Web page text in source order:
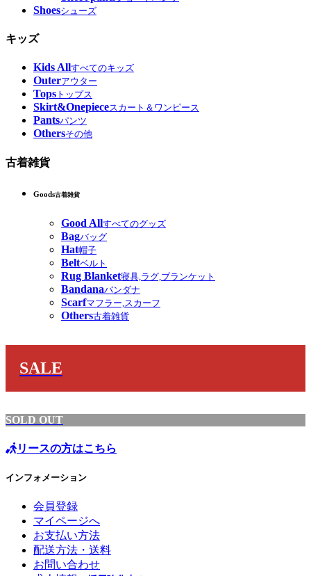
Shoesシューズ
キッズ
Kids Allすべてのキッズ
Outerアウター
Tops トップス
Skirt&Onepieceスカート＆ワンピース
Pantsパンツ
Othersその他
古着雑貨
Goods古着雑貨
Good Allすべてのグッズ
Bagバッグ
Hat帽子
Beltベルト
Rug Blanket寝具,ラグ,ブランケット
Bandanaバンダナ
Scarfマフラー,スカーフ
Others古着雑貨
SALE
SOLD OUT
リースの方はこちら
インフォメーション
会員登録
マイページへ
お支払い方法
配送方法・送料
お問い合わせ